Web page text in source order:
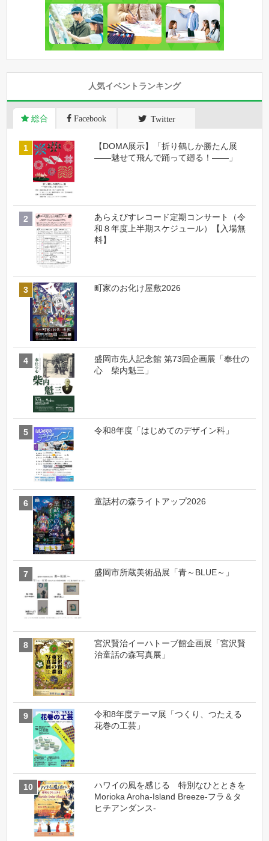
人気イベントランキング
総合 Facebook Twitter
【DOMA展示】「折り鶴しか勝たん展
――魅せて飛んで踊って廻る！――」
あらえびすレコード定期コンサート（令
和８年度上半期スケジュール）【入場無
料】
町家のお化け屋敷2026
盛岡市先人記念館 第73回企画展「奉仕の
心 柴内魁三」
令和8年度「はじめてのデザイン科」
童話村の森ライトアップ2026
盛岡市所蔵美術品展「青～BLUE～」
宮沢賢治イーハトーブ館企画展「宮沢賢
治童話の森写真展」
令和8年度テーマ展「つくり、つたえる
花巻の工芸」
ハワイの風を感じる 特別なひとときを
Morioka Aroha-Island Breeze-フラ＆タ
ヒチアンダンス-